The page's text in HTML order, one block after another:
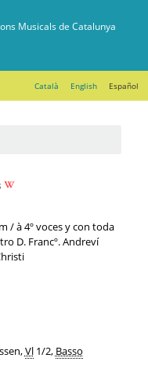
Català English Español
/ à 4º voces y con toda
D. Francº. Andreví
Vl1/2, Basso